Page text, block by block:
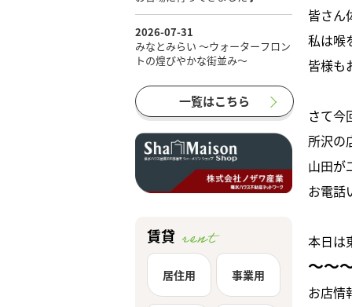
月極駐車場 事業用物件
ピタットハウス所沢店 ピタットハ
皆さん
私は喉
皆様も
さて今
所沢の
山田が
お電話
本日は
～～
お店情
一覧はこちら
賃貸
居住用 事業用